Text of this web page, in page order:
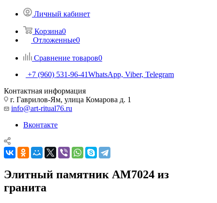
Личный кабинет
Корзина0
Отложенные0
Сравнение товаров0
+7 (960) 531-96-41WhatsApp, Viber, Telegram
Контактная информация
г. Гаврилов-Ям, улица Комарова д. 1
info@art-ritual76.ru
Вконтакте
Элитный памятник AM7024 из
гранита